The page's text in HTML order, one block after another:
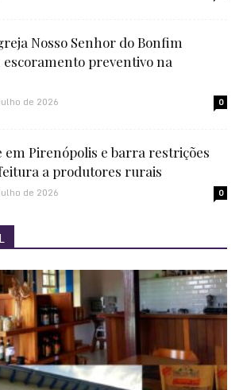
Nosso Senhor do Bonfim
preventivo na
de 2026 0
Pirenópolis e barra restrições
a produtores rurais
de 2026 0